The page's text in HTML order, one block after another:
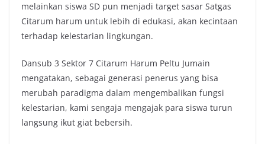
melainkan siswa SD pun menjadi target sasar Satgas
Citarum harum untuk lebih di edukasi, akan kecintaan
terhadap kelestarian lingkungan.
Dansub 3 Sektor 7 Citarum Harum Peltu Jumain
mengatakan, sebagai generasi penerus yang bisa
merubah paradigma dalam mengembalikan fungsi
kelestarian, kami sengaja mengajak para siswa turun
langsung ikut giat bebersih.